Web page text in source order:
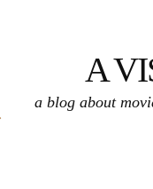
A
a blog about